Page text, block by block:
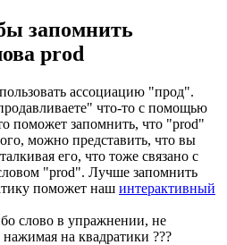
запомнить
prod
ассоциацию "прод".
что-то с помощью
поможет запомнить, что "prod"
можно представить, что вы
его, что тоже связано с
"prod". Лучше запомнить
поможет наш интерактивный
слово в упражнении, не
нажимая на квадратики ???